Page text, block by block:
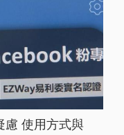
慮 使用方式與